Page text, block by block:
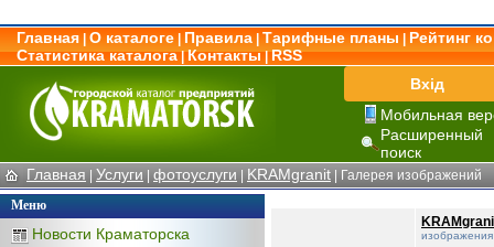
Главная О каталоге Правила Тарифные планы
Рейтинг
Статистика каталога|Контакты|RSS
Вхід
Мобильная
Расширенный
поиск
Главная | Услуги | фотоуслуги | KRAMgranit | Галерея изображений
Меню
Новости Краматорска
изображения